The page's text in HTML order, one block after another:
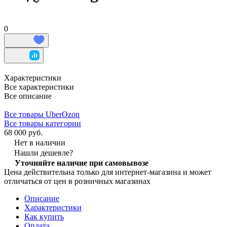
0
Характеристики
Все характеристики
Все описание
Все товары UberOzon
Все товары категории
68 000 руб.
Нет в наличии
Нашли дешевле?
Уточняйте наличие при самовывозе
Цена действительна только для интернет-магазина и может
отличаться от цен в розничных магазинах
Описание
Характеристики
Как купить